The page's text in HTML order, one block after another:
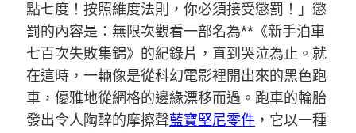
點七度！按照維度法則，你必須接受懲罰！」懲
罰的內容是：無限次觀看一部名為**《新手泊車
七百次失敗集錦》的紀錄片，直到哭泣為止。就
在這時，一輛像是從科幻電影裡開出來的黑色跑
車，優雅地從網格的邊緣漂移而過。跑車的輪胎
發出令人陶醉的摩擦聲藍寶堅尼零件 ，它以一種